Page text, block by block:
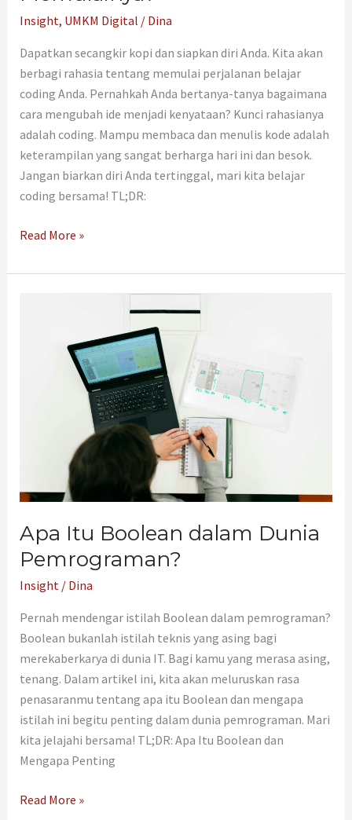
Insight, UMKM Digital / Dina
Dapatkan secangkir kopi dan siapkan diri Anda. Kita akan
berbagi rahasia tentang memulai perjalanan belajar
coding Anda. Pernahkah Anda bertanya-tanya bagaimana
cara mengubah ide menjadi kenyataan? Kunci rahasianya
adalah coding. Mampu membaca dan menulis kode adalah
keterampilan yang sangat berharga hari ini dan besok.
Jangan biarkan diri Anda tertinggal, mari kita belajar
coding bersama! TL;DR:
Read More »
Apa Itu Boolean dalam Dunia
Pemrograman?
Insight/ Dina
Pernah mendengar istilah Boolean dalam pemrograman?
Boolean bukanlah istilah teknis yang asing bagi
merekaberkarya di dunia IT. Bagi kamu yang merasa asing,
tenang. Dalam artikel ini, kita akan meluruskan rasa
penasaranmu tentang apa itu Boolean dan mengapa
istilah ini begitu penting dalam dunia pemrograman. Mari
kita jelajahi bersama! TL;DR: Apa Itu Boolean dan
Mengapa Penting
Pemrograman?
Read More »